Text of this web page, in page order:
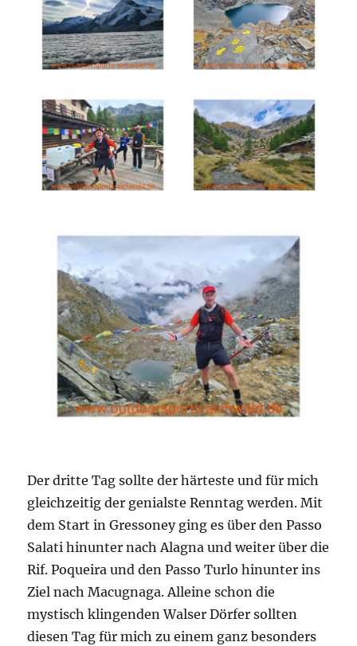
Der dritte Tag sollte der härteste und für mich
gleichzeitig der genialste Renntag werden. Mit
dem Start in Gressoney ging es über den Passo
Salati hinunter nach Alagna und weiter über die
Rif. Poqueira und den Passo Turlo hinunter ins
Ziel nach Macugnaga. Alleine schon die
mystisch klingenden Walser Dörfer sollten
diesen Tag für mich zu einem ganz besonders